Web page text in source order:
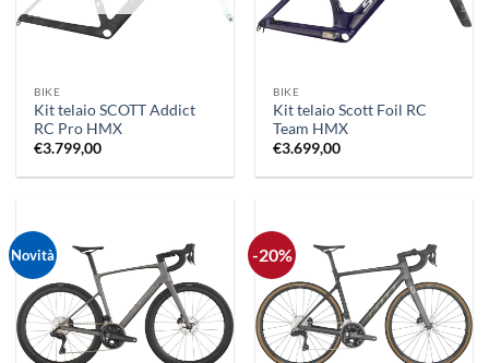
BIKE
Kit telaio SCOTT Addict
RC Pro HMX
€3.799,00
BIKE
Kit telaio Scott Foil RC
Team HMX
€3.699,00
Novità -20%